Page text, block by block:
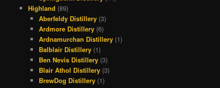
Highland (89)
Aberfeldy Distillery (3)
Ardmore Distillery (6)
Ardnamurchan Distillery (1)
Balblair Distillery (1)
Ben Nevis Distillery (3)
Blair Athol Distillery (3)
BrewDog Distillery (1)